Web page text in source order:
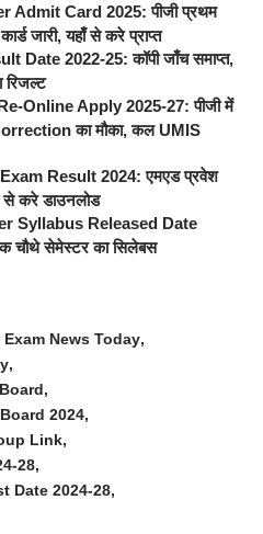
Admit Card 2025: पीजी प्रथम
जारी, यहाँ से करे प्राप्त
Date 2022-25: कॉपी जाँच समाप्त,
रिजल्ट
Online Apply 2025-27: पीजी में
का मौका, कल UMIS
Result 2024: एमएड प्रवेश
से करे डाउनलोड
Syllabus Released Date
चौथे सेमेस्टर का सिलेबस
News Today
2024
Link
28
Date 2024-28